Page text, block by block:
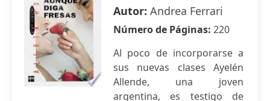
Autor: Andrea Ferrari
Número de Páginas: 220
Al poco de incorporarse a
sus nuevas clases Ayelén
Allende, una joven
argentina, es testigo de